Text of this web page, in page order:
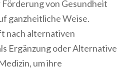
von Gesundheit
ganzheitliche Weise.
nach alternativen
Ergänzung oder Alternative
um ihre